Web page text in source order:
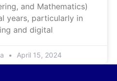
and Mathematics)
years, particularly in
and digital
April 15, 2024